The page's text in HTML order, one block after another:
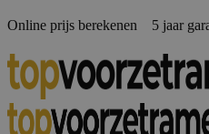
Online prijs berekenen️ 5 jaar